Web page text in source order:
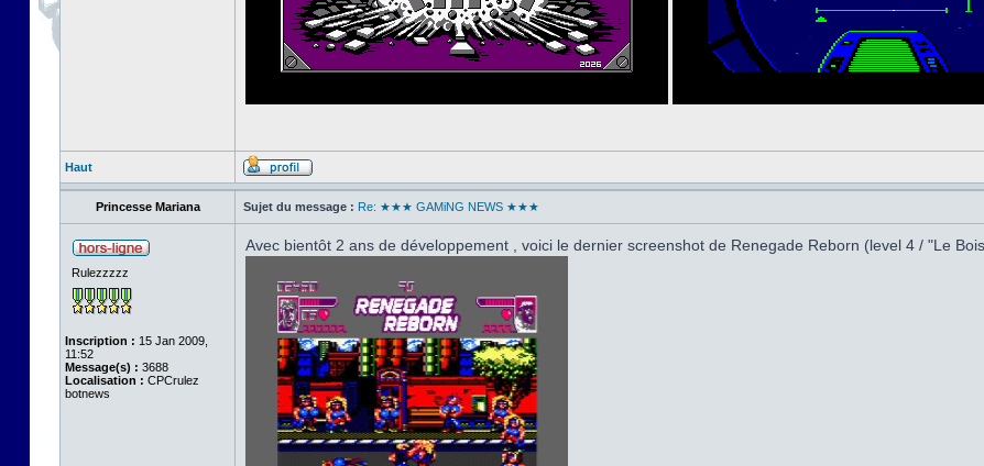
Haut
Princesse Mariana Sujet du message : Re: ★★★ GAMiNG NEWS ★★★
Rulezzzzz
Inscription : 15 Jan 2009,
11:52
Message(s) : 3688
Localisation : CPCrulez
botnews
Avec bientôt 2 ans de développement , voici le dernier screenshot de Renegade Reborn (level 4 / "Le